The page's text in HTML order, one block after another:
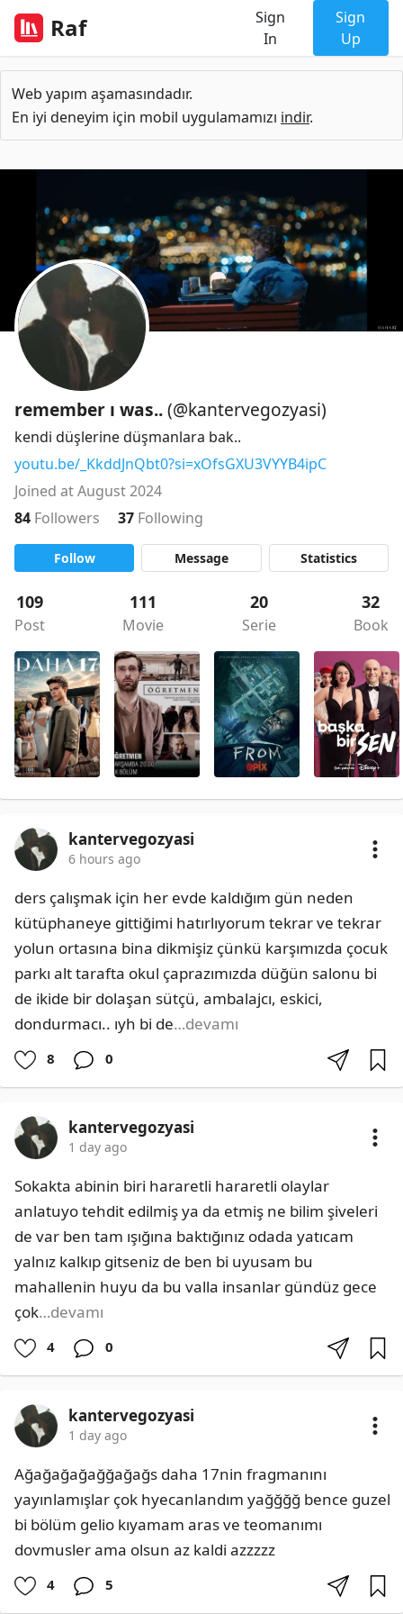
Raf
Sign
In
Sign
Up
Web yapım aşamasındadır.
En iyi deneyim için mobil uygulamamızı indir.
remember ı was..(@kantervegozyasi)
kendi düşlerine düşmanlara bak..
youtu.be/_KkddJnQbt0?si=xOfsGXU3VYYB4ipC
Joined at August 2024
84 Followers 37 Following
Follow Message Statistics
109
Post
111
Movie
20
Serie
32
Book
kantervegozyasi
6 hours ago
ders çalışmak için her evde kaldığım gün neden
kütüphaneye gittiğimi hatırlıyorum tekrar ve tekrar
yolun ortasına bina dikmişiz çünkü karşımızda çocuk
parkı alt tarafta okul çaprazımızda düğün salonu bi
de ikide bir dolaşan sütçü, ambalajcı, eskici,
dondurmacı.. ıyh bi de…devamı
8 0
kantervegozyasi
1 day ago
Sokakta abinin biri hararetli hararetli olaylar
anlatuyo tehdit edilmiş ya da etmiş ne bilim şiveleri
de var ben tam ışığına baktığınız odada yatıcam
yalnız kalkıp gitseniz de ben bi uyusam bu
mahallenin huyu da bu valla insanlar gündüz gece
çok…devamı
4 0
kantervegozyasi
1 day ago
Ağağağağağğağağs daha 17nin fragmanını
yayınlamışlar çok hyecanlandım yağğğğ bence guzel
bi bölüm gelio kıyamam aras ve teomanımı
dovmusler ama olsun az kaldi azzzzz
4 5